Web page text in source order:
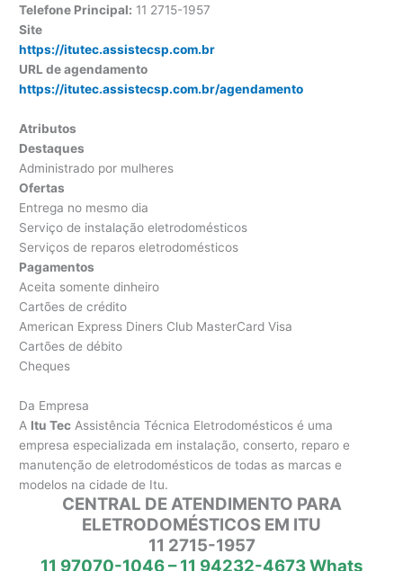
Telefone Principal: 11 2715-1957
Site
https://itutec.assistecsp.com.br
URL de agendamento
https://itutec.assistecsp.com.br/agendamento
Atributos
Destaques
Administrado por mulheres
Ofertas
Entrega no mesmo dia
Serviço de instalação eletrodomésticos
Serviços de reparos eletrodomésticos
Pagamentos
Aceita somente dinheiro
Cartões de crédito
American Express Diners Club MasterCard Visa
Cartões de débito
Cheques
Da Empresa
A Itu Tec Assistência Técnica Eletrodomésticos é uma
empresa especializada em instalação, conserto, reparo e
manutenção de eletrodomésticos de todas as marcas e
modelos na cidade de Itu.
CENTRAL DE ATENDIMENTO PARA
ELETRODOMÉSTICOS EM ITU
11 2715-1957
11 97070-1046 – 11 94232-4673 Whats